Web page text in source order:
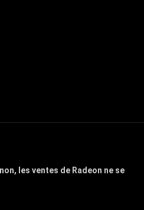
les ventes de Radeon ne se